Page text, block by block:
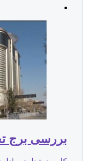
بررسی برج